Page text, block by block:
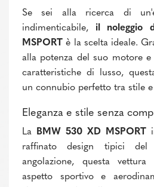
Se sei alla ricerca di
indimenticabile, il noleggio
MSPORT
è la scelta ideale.
alla potenza del suo motore e
caratteristiche di lusso,
un connubio perfetto tra stile e
Eleganza e stile senza
La BMW 530 XD MSPORT
raffinato design tipici
angolazione, questa
aspetto sportivo e